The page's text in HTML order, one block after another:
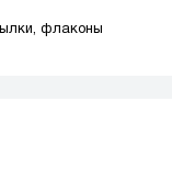
флаконы